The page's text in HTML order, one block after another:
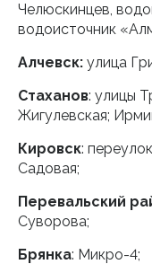
Челюскинцев,
водоисточник
Алчевск: улица
Стаханов: улицы
Жигулевская;
Кировск:
Садовая;
Перевальский
Суворова;
Брянка: Микро-4;